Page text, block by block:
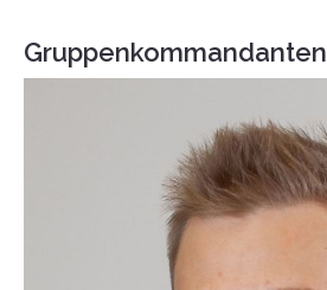
Gruppenkommandanten